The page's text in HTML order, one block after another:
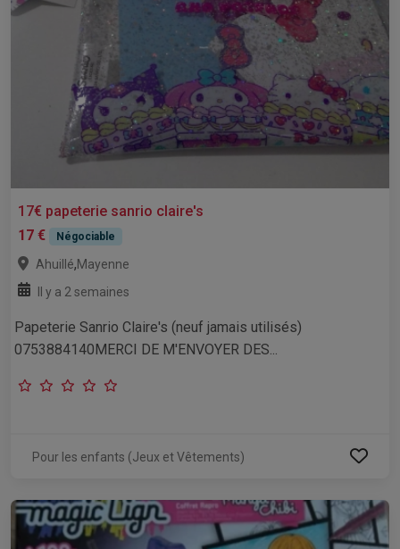
17€ papeterie sanrio claire's
17 €
Négociable
Ahuillé,Mayenne
Il y a 2 semaines
Papeterie Sanrio Claire's (neuf jamais utilisés)
0753884140MERCI DE M'ENVOYER DES...
Pour les enfants (Jeux et Vêtements)